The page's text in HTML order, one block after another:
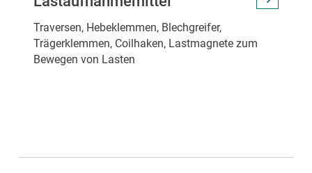
Traversen, Hebeklemmen, Blechgreifer,
Trägerklemmen, Coilhaken, Lastmagnete zum
Bewegen von Lasten